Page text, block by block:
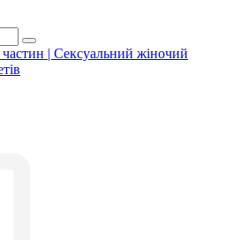
| Сексуальний жіночий